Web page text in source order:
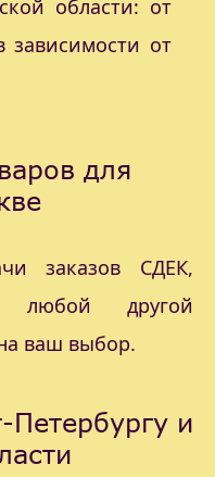
области: от
зависимости от
для
заказов СДЕК,
другой
ваш выбор.
Петербургу и